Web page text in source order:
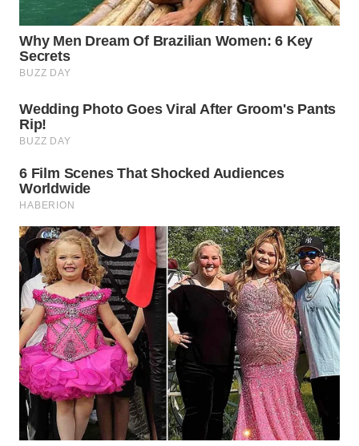
SUKABUMI
WN
PURWAKARTA
WN
PRIANGAN
TIMUR
WN
SEMARANG
WN
SOLO
WN
BOROBUDUR
WN
MADURA
WN
SURABAYA